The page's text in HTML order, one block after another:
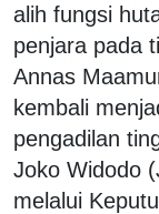
alih fungsi
penjara pada
Annas
kembali
pengadilan
Joko Widodo
melalui